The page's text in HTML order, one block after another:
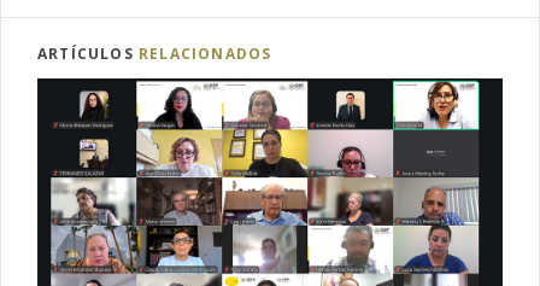
ARTÍCULOS RELACIONADOS